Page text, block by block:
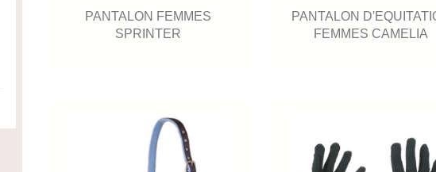
PANTALON FEMMES
SPRINTER
PANTALON
FEMMES CAMELIA